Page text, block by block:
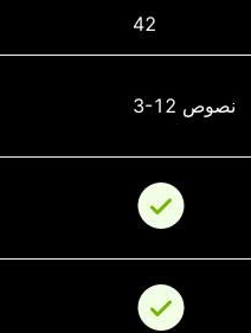
42
3-12 نصوص